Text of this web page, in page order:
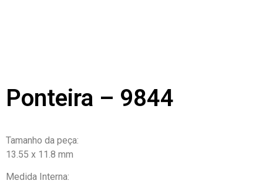
Ponteira – 9844
Tamanho da peça:
13.55 x 11.8 mm
Medida Interna: